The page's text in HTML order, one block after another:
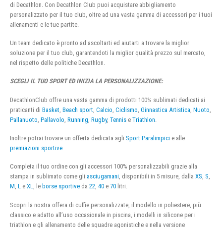
di Decathlon. Con Decathlon Club puoi acquistare abbigliamento
personalizzato per il tuo club, oltre ad una vasta gamma di accessori per i tuoi
allenamenti e le tue partite.
Un team dedicato è pronto ad ascoltarti ed aiutarti a trovare la miglior
soluzione per il tuo club, garantendoti la miglior qualità prezzo sul mercato,
nel rispetto delle politiche Decathlon.
SCEGLI IL TUO SPORT ED INIZIA LA PERSONALIZZAZIONE:
DecathlonClub offre una vasta gamma di prodotti 100% sublimati dedicati ai
praticanti di Basket Beach sport Calcio Ciclismo Ginnastica Artistica Nuoto
Pallanuoto Pallavolo Running Rugby, Tennis e Triathlon
Inoltre potrai trovare un offerta dedicata agli Sport Paralimpici e alle
premiazioni sportive
Completa il tuo ordine con gli accessori 100% personalizzabili grazie alla
stampa in sublimato come gli asciugamani, disponibili in 5 misure, dalla XS, S,
M, L e XL, le borse sportive da 22, 40 e 70 litri.
Scopri la nostra offera di cuffie personalizzate, il modello in poliestere, più
classico e adatto all’uso occasionale in piscina, i modelli in silicone per i
triathlon e gli allenamento delle squadre agonistiche e nella versione